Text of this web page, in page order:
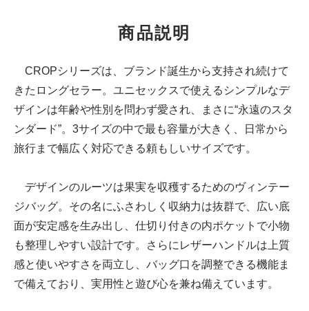
商品説明
CROPシリーズは、ブランド誕生から支持され続けて
きたロングセラー。ユニセックスで使えるシンプルなデ
ザインは年齢や性別を問わず愛され、まさに“永遠のスタ
ンダード”。3サイズの中で最も容量が大きく、日常から
旅行まで幅広く対応できる頼もしいサイズです。
デザインのルーツは果実を収穫するためのヴィンテー
ジバッグ。その名にふさわしく収納力は抜群で、広い底
面が安定感を生み出し、仕切り付きの内ポケットで小物
も整理しやすい設計です。さらにレザーハンドルは上質
感と使いやすさを両立し、バッグ口を調整できる機能ま
で備えており、実用性と遊び心を兼ね備えています。